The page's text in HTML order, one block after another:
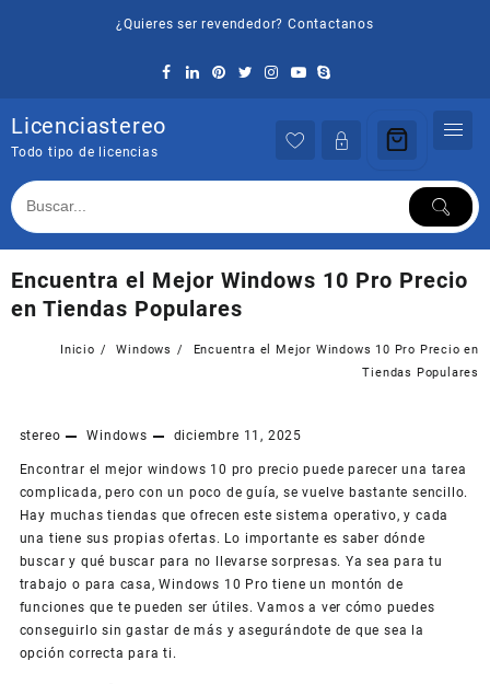
¿Quieres ser revendedor? Contactanos
Licenciastereo
Todo tipo de licencias
Encuentra el Mejor Windows 10 Pro Precio
en Tiendas Populares
Inicio Windows
Encuentra el Mejor Windows 10 Pro Precio en
Tiendas Populares
stereo Windows diciembre 11, 2025
Encontrar el mejor windows 10 pro precio puede parecer una tarea
complicada, pero con un poco de guía, se vuelve bastante sencillo.
Hay muchas tiendas que ofrecen este sistema operativo, y cada
una tiene sus propias ofertas. Lo importante es saber dónde
buscar y qué buscar para no llevarse sorpresas. Ya sea para tu
trabajo o para casa, Windows 10 Pro tiene un montón de
funciones que te pueden ser útiles. Vamos a ver cómo puedes
conseguirlo sin gastar de más y asegurándote de que sea la
opción correcta para ti.